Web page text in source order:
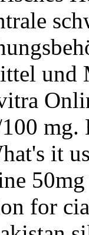
und
mg.
it
for